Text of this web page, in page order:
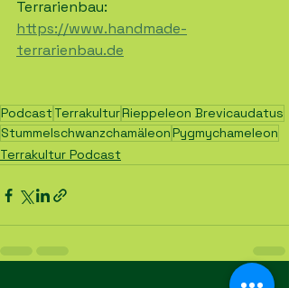
Terrarienbau:
https://www.handmade-
terrarienbau.de
PodcastTerrakulturRieppeleon Brevicaudatus
StummelschwanzchamäleonPygmychameleon
Terrakultur Podcast